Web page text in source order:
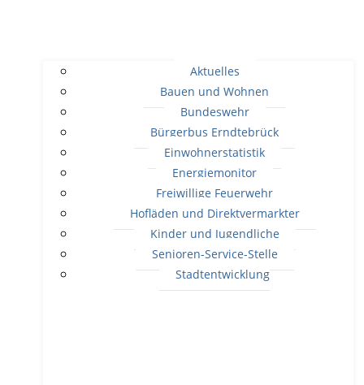
Aktuelles
Bauen und Wohnen
Bundeswehr
Bürgerbus Erndtebrück
Einwohnerstatistik
Energiemonitor
Freiwillige Feuerwehr
Hofläden und Direktvermarkter
Kinder und Jugendliche
Senioren-Service-Stelle
Stadtentwicklung